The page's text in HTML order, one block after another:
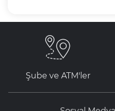
Şube ve ATM'ler